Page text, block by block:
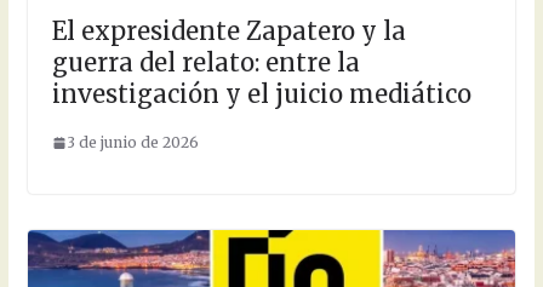
El expresidente Zapatero y la
guerra del relato: entre la
investigación y el juicio mediático
3 de junio de 2026